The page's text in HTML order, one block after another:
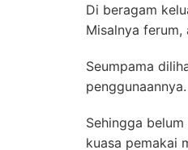
Di beragam
Misalnya
Seumpama
Sehingga
kuasa pemakai